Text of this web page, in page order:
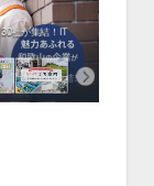
社が集結！IT